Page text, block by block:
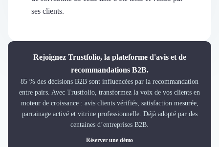
Connexion
Cabinet de Recrutement
Marque Employeur
Conseil en Management et Organisation
Gestion paie
Qualité de Vie au Travail (QVT)
Portage Salarial
Responsabilité Sociétale des Entreprises (RSE)
ses clients.
Rejoignez Trustfolio, la plateforme d'avis et de
recommandations B2B.
85 % des décisions B2B sont influencées par la recommandation
entre pairs. Avec Trustfolio, transformez la voix de vos clients en
moteur de croissance : avis clients vérifiés, satisfaction mesurée,
parrainage activé et vitrine professionnelle. Déjà adopté par des
centaines d’entreprises B2B.
Réserver une démo